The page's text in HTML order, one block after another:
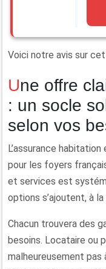
Voici notre avis sur
Une offre claire pour ses assurés
: un socle
selon vos
L’assurance
pour les foyers
et services est
options s’ajoutent, à
Chacun trouvera des
besoins. Locataire ou
malheureusement pas